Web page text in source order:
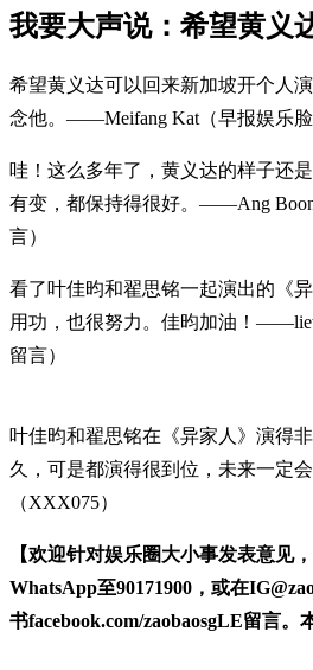
我要大声说：希望黄义
希望黄义达可以回来新加坡开个人
念他。——Meifang Kat（早报娱乐脸
哇！这么多年了，黄义达的样子还
有变，都保持得很好。——Ang
言）
看了叶佳昀和翟思铭一起演出的《
用功，也很努力。佳昀加油！
留言）
叶佳昀和翟思铭在《异家人》演得
久，可是都演得很到位，未来一定
（XXX075）
【欢迎针对娱乐圈大小事发表意见
WhatsApp至90171900，或在
书facebook.com/zaobaosgLE留言。